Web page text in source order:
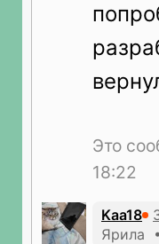
Это
18:22
Kaa18
Ярила